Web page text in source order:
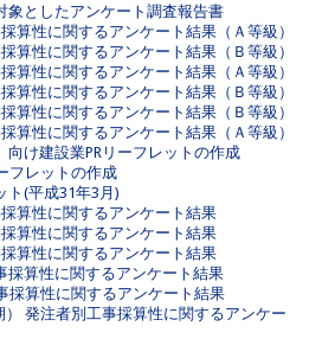
象としたアンケート調査報告書
算性に関するアンケート結果（Ａ等級）
算性に関するアンケート結果（Ｂ等級）
算性に関するアンケート結果（Ａ等級）
算性に関するアンケート結果（Ｂ等級）
算性に関するアンケート結果（Ｂ等級）
算性に関するアンケート結果（Ａ等級）
け建設業PRリーフレットの作成
フレットの作成
ト(平成31年3月)
算性に関するアンケート結果
算性に関するアンケート結果
算性に関するアンケート結果
採算性に関するアンケート結果
採算性に関するアンケート結果
発注者別工事採算性に関するアンケー